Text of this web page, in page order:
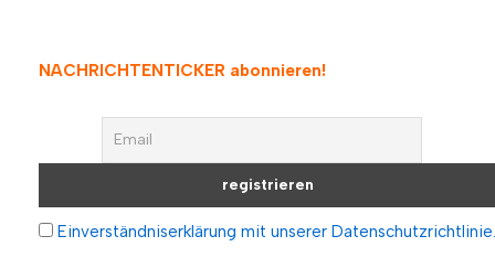
NACHRICHTENTICKER abonnieren!
Einverständniserklärung mit unserer Datenschutzrichtlinie.